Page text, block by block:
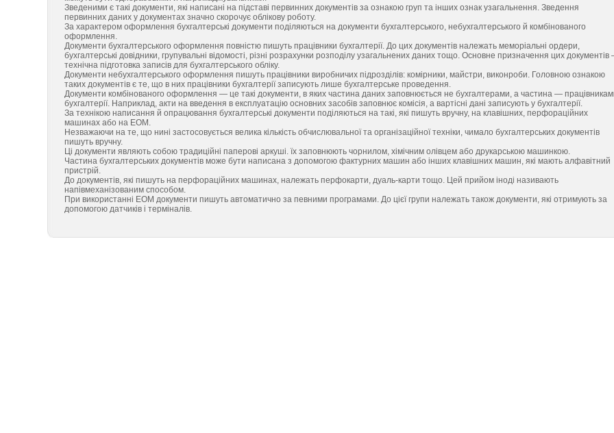
Зведеними є такі документи, які написані на підставі первинних документів за ознакою груп та інших ознак узагальнення. Зведення
первинних даних у документах значно скорочує облікову роботу.
За характером оформлення бухгалтерські документи поділяються на документи бухгалтерського, небухгалтерського й комбінованого
оформлення.
Документи бухгалтерського оформлення повністю пишуть працівники бухгалтерії. До цих документів належать меморіальні ордери,
бухгалтерські довідники, групувальні відомості, різні розрахунки розподілу узагальнених даних тощо. Основне призначення цих
технічна підготовка записів для бухгалтерського обліку.
Документи небухгалтерського оформлення пишуть працівники виробничих підрозділів: комірники, майстри, виконроби. Головною ознакою
таких документів є те, що в них працівники бухгалтерії записують лише бухгалтерське проведення.
Документи комбінованого оформлення — це такі документи, в яких частина даних заповнюється не бухгалтерами, а частина —
бухгалтерії. Наприклад, акти на введення в експлуатацію основних засобів заповнює комісія, а вартісні дані записують у бухгалтерії.
За технікою написання й опрацювання бухгалтерські документи поділяються на такі, які пишуть вручну, на клавішних, перфораційних
машинах або на ЕОМ.
Незважаючи на те, що нині застосовується велика кількість обчислювальної та організаційної техніки, чимало бухгалтерських документів
пишуть вручну.
Ці документи являють собою традиційні паперові аркуші. їх заповнюють чорнилом, хімічним олівцем або друкарською машинкою.
Частина бухгалтерських документів може бути написана з допомогою фактурних машин або інших клавішних машин, які мають алфавітний
пристрій.
До документів, які пишуть на перфораційних машинах, належать перфокарти, дуаль-карти тощо. Цей прийом іноді називають
напівмеханізованим способом.
При використанні ЕОМ документи пишуть автоматично за певними програмами. До цієї групи належать також документи, які отримують за
допомогою датчиків і терміналів.